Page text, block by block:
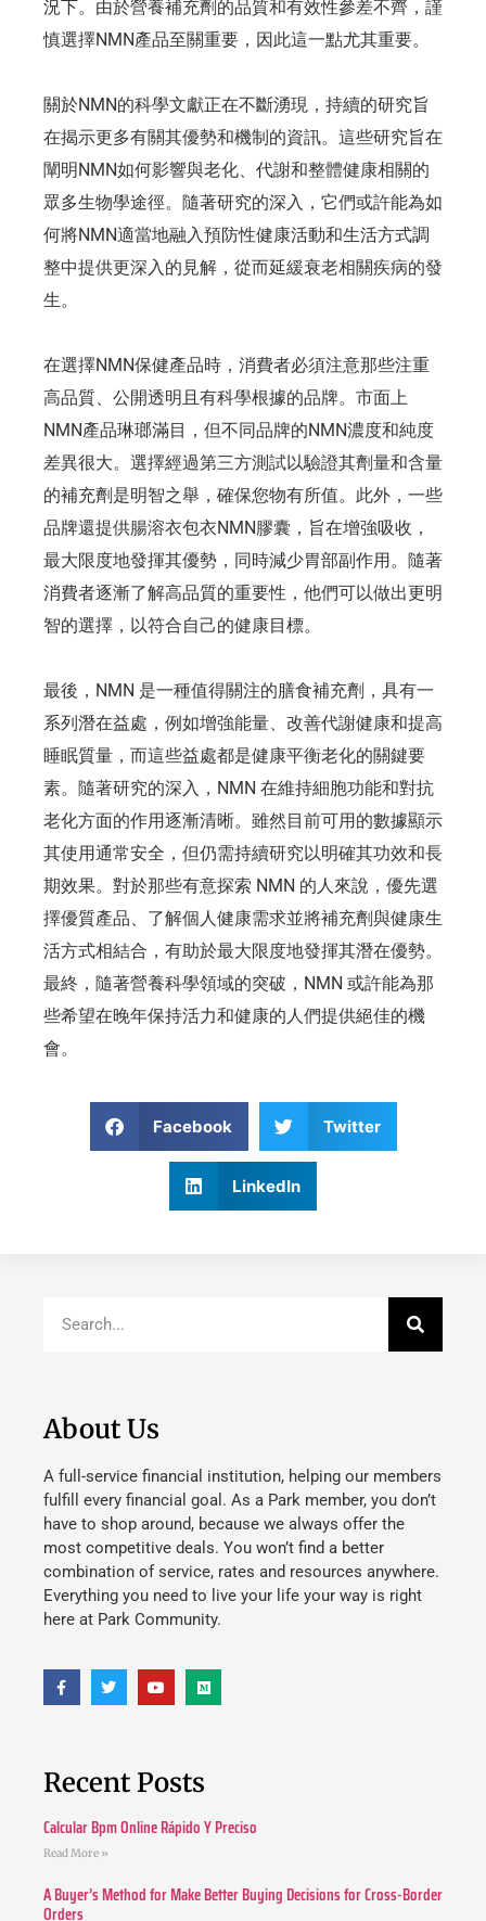
況下。由於營養補充劑的品質和有效性參差不齊，謹
慎選擇NMN產品至關重要，因此這一點尤其重要。
關於NMN的科學文獻正在不斷湧現，持續的研究旨
在揭示更多有關其優勢和機制的資訊。這些研究旨在
闡明NMN如何影響與老化、代謝和整體健康相關的
眾多生物學途徑。隨著研究的深入，它們或許能為如
何將NMN適當地融入預防性健康活動和生活方式調
整中提供更深入的見解，從而延緩衰老相關疾病的發
生。
在選擇NMN保健產品時，消費者必須注意那些注重
高品質、公開透明且有科學根據的品牌。市面上
NMN產品琳瑯滿目，但不同品牌的NMN濃度和純度
差異很大。選擇經過第三方測試以驗證其劑量和含量
的補充劑是明智之舉，確保您物有所值。此外，一些
品牌還提供腸溶衣包衣NMN膠囊，旨在增強吸收，
最大限度地發揮其優勢，同時減少胃部副作用。隨著
消費者逐漸了解高品質的重要性，他們可以做出更明
智的選擇，以符合自己的健康目標。
最後，NMN 是一種值得關注的膳食補充劑，具有一
系列潛在益處，例如增強能量、改善代謝健康和提高
睡眠質量，而這些益處都是健康平衡老化的關鍵要
素。隨著研究的深入，NMN 在維持細胞功能和對抗
老化方面的作用逐漸清晰。雖然目前可用的數據顯示
其使用通常安全，但仍需持續研究以明確其功效和長
期效果。對於那些有意探索 NMN 的人來說，優先選
擇優質產品、了解個人健康需求並將補充劑與健康生
活方式相結合，有助於最大限度地發揮其潛在優勢。
最終，隨著營養科學領域的突破，NMN 或許能為那
些希望在晚年保持活力和健康的人們提供絕佳的機
會。
Facebook Twitter
LinkedIn
About Us
A full-service financial institution, helping our members
fulfill every financial goal. As a Park member, you don’t
have to shop around, because we always offer the
most competitive deals. You won’t find a better
combination of service, rates and resources anywhere.
Everything you need to live your life your way is right
here at Park Community.
Recent Posts
Calcular Bpm Online Rápido Y Preciso
Read More »
A Buyer’s Method for Make Better Buying Decisions for Cross-Border
Orders